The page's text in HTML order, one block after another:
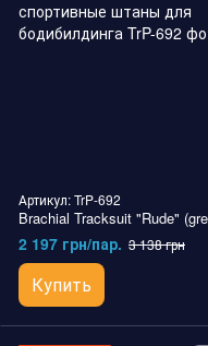
Артикул: TrP-692
2 197 грн/пар. 3 138 грн
Купить